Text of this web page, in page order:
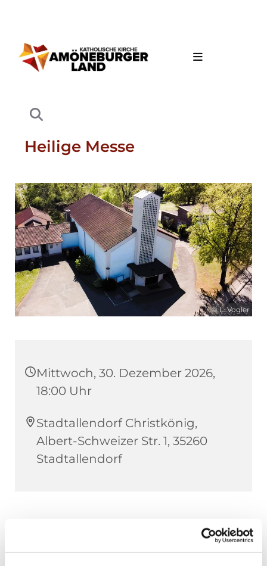
Heilige Messe
© L. Vogler
Mittwoch, 30. Dezember 2026,
18:00 Uhr
Stadtallendorf Christkönig,
Albert-Schweizer Str. 1, 35260
Stadtallendorf